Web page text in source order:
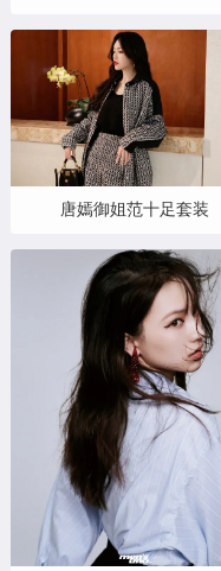
唐嫣御姐范十足套装